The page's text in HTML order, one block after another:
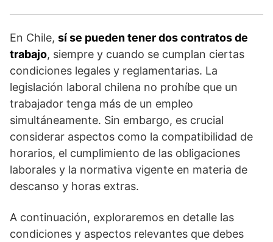
o
k
p
En Chile, sí se pueden tener dos contratos de
trabajo, siempre y cuando se cumplan ciertas
condiciones legales y reglamentarias. La
legislación laboral chilena no prohíbe que un
trabajador tenga más de un empleo
simultáneamente. Sin embargo, es crucial
considerar aspectos como la compatibilidad de
horarios, el cumplimiento de las obligaciones
laborales y la normativa vigente en materia de
descanso y horas extras.
A continuación, exploraremos en detalle las
condiciones y aspectos relevantes que debes